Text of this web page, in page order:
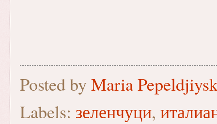
Posted by Maria
Labels: зеленчуци,